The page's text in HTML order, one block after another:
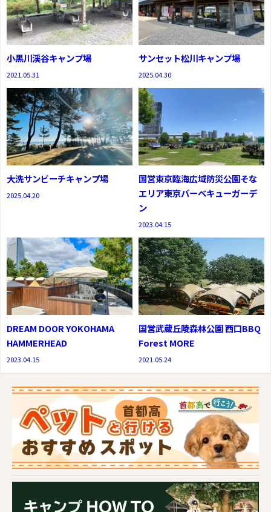
小黒川渓谷キャンプ場
2021.05.31
サンセット松川キャンプ場
2025.04.30
大洗サンビーチキャンプ場
2025.04.20
国営東京臨海広域防災公園そな
エリア東京バーベキューガーデ
ン
2023.04.15
DREAM DOOR YOKOHAMA
HAMMERHEAD
2023.04.15
国営武蔵丘陵森林公園 西口BBQ
Forest MORE
2021.05.24